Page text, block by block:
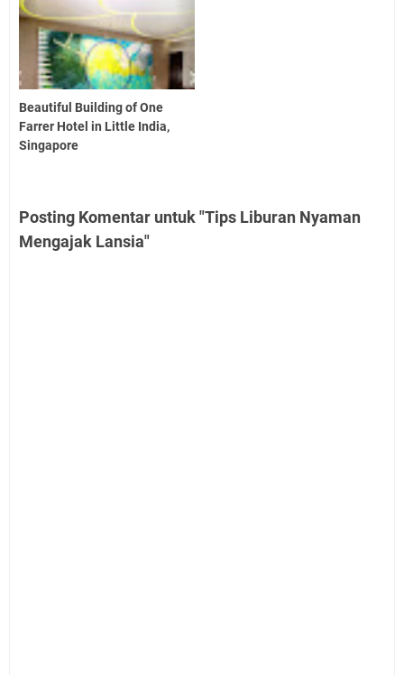
Beautiful Building of One
Farrer Hotel in Little India,
Singapore
Posting Komentar untuk "Tips Liburan Nyaman
Mengajak Lansia"